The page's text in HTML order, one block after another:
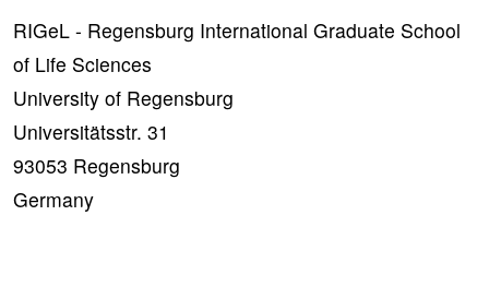
RIGeL - Regensburg International Graduate School
of Life Sciences
University of Regensburg
Universitätsstr. 31
93053 Regensburg
Germany